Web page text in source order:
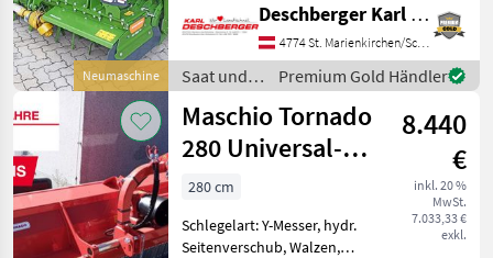
Neumaschine
Kreiselegge mit 12 Kreiseln,
Walterscheid Gelenkwelle
P500 mit
Nockenschaltkupplung,
Seitenschil
Deschberger Karl Landtechnik GesmbH & Co KG
4774 St. Marienkirchen/Schärding
Saat und
Pflege /
Amazone
Premium Gold Händler
Maschio Tornado
280 Universal-
Häcksler
8.440
€
inkl. 20 %
MwSt.
7.033,33 €
exkl.
280 cm
Schlegelart: Y-Messer, hydr.
Seitenverschub, Walzen,